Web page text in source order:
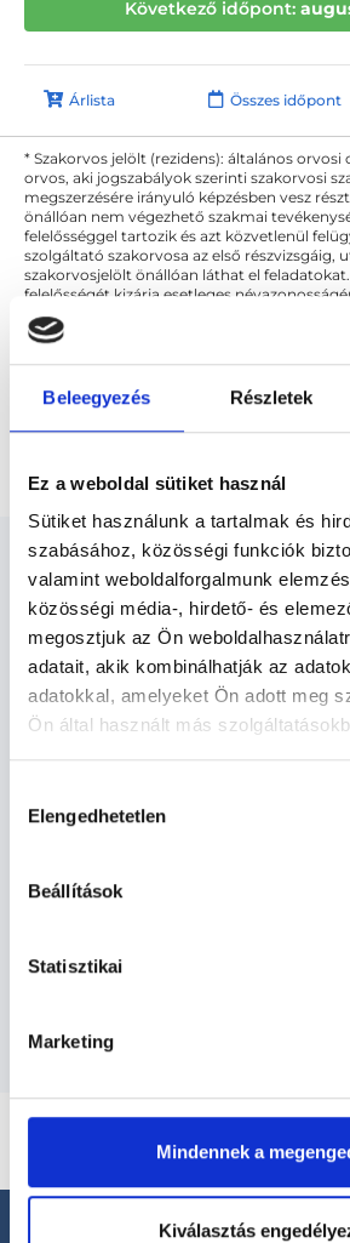
Beleegyezés Részletek
Ez a weboldal sütiket használ
Sütiket használunk a tartalmak és
szabásához, közösségi funkciók
valamint weboldalforgalmunk
közösségi média-, hirdető- és
megosztjuk az Ön
adatait, akik kombinálhatják az
adatokkal, amelyeket Ön adott meg
Ön által használt más
szabályzat:https://
kiválasztása
Elengedhetetlen
Beállítások
Statisztikai
Marketing
Mindennek a
Kiválasztás
Következő időpont:
Árlista Összes időpont
* Szakorvos jelölt (rezidens): általános orvosi
orvos, aki jogszabályok szerinti szakorvosi
megszerzésére irányuló képzésben vesz
önállóan nem végezhető szakmai
felelősséggel tartozik és azt közvetlenül
szolgáltató szakorvosa az első részvizsgáig,
szakorvosjelölt önállóan láthat el
felelősségét kizárja esetleges
és szakorvosjelölt esetén.
Főoldal Pszichoterapeuta
Pszichoterapeuta -
Pszichoterápia
KAPCSOLÓDÓ SZAKTERÜLETEK
Szolgáltatások
Budapesti és vidéki